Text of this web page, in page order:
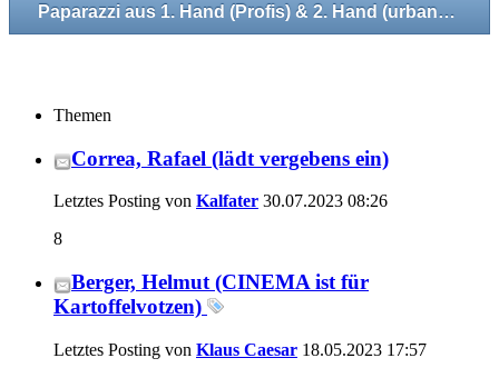
Paparazzi aus 1. Hand (Profis) & 2. Hand (urbane Mythen)
Themen
Correa, Rafael (lädt vergebens ein)
Letztes Posting von Kalfater 30.07.2023 08:26
8
Berger, Helmut (CINEMA ist für
Kartoffelvotzen)
Letztes Posting von Klaus Caesar 18.05.2023 17:57